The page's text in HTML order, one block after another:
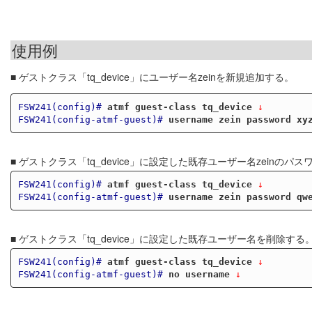
使用例
■ ゲストクラス「tq_device」にユーザー名zeinを新規追加する。
FSW241(config)# atmf guest-class tq_device ↓
FSW241(config-atmf-guest)#
username zein password
■ ゲストクラス「tq_device」に設定した既存ユーザー名zeinのパス
FSW241(config)# atmf guest-class tq_device ↓
FSW241(config-atmf-guest)#
username zein password
■ ゲストクラス「tq_device」に設定した既存ユーザー名を削除する
FSW241(config)# atmf guest-class tq_device ↓
FSW241(config-atmf-guest)#
no username ↓